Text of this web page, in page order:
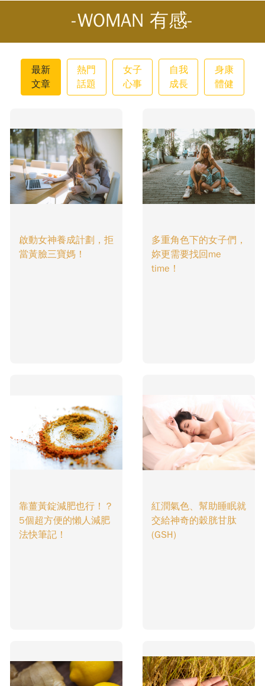
-WOMAN 有感-
最新
文章
熱門
話題
女子
心事
自我
成長
身康
體健
啟動女神養成計劃，拒
當黃臉三寶媽！
多重角色下的女子們，
妳更需要找回me
time！
靠薑黃錠減肥也行！？
5個超方便的懶人減肥
法快筆記！
紅潤氣色、幫助睡眠就
交給神奇的穀胱甘肽
(GSH)